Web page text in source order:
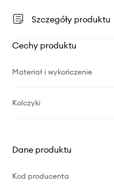
Szczegóły produktu
Cechy produktu
Materiał i wykończenie
Kolczyki
Dane produktu
Kod producenta